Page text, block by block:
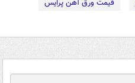
قیمت ورق آهن پرایس